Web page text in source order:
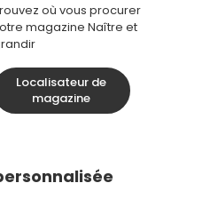
où vous procurer
magazine Naître et
Localisateur de
magazine